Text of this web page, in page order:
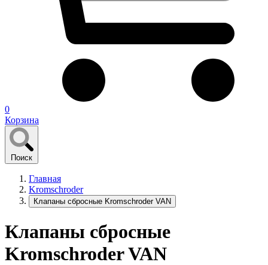
0
Корзина
Поиск
Главная
Kromschroder
Клапаны сбросные Kromschroder VAN
Клапаны сбросные
Kromschroder VAN